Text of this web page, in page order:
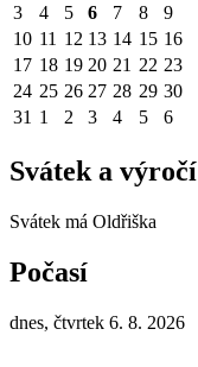
3 4 5 6 7 8
9
10 11 12 13 14 15 16
17 18 19 20 21 22 23
24 25 26 27 28 29 30
31 1 2 3 4 5 6
Svátek a výročí
Svátek má Oldřiška
Počasí
dnes, čtvrtek 6. 8. 2026